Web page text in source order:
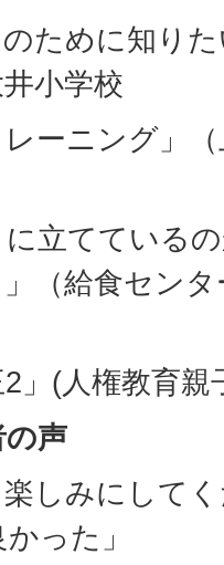
のために知り
小学校
レーニング」
に立てている
（給食セン
2」(人権教育
声
楽しみにして
った」